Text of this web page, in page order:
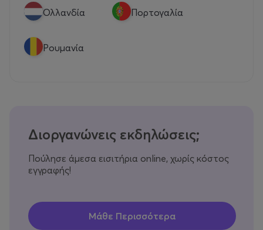
Ολλανδία Πορτογαλία
Ρουμανία
Διοργανώνεις εκδηλώσεις;
Πούλησε άμεσα εισιτήρια online, χωρίς κόστος
εγγραφής!